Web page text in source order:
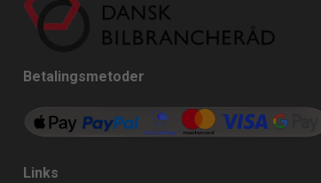
Betalingsmetoder
Links